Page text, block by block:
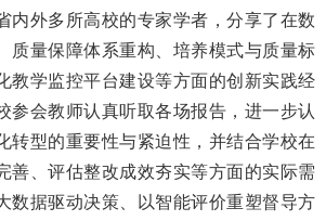
内外多所高校的专家学者，分享了在数
质量保障体系重构、培养模式与质量标
教学监控平台建设等方面的创新实践经
参会教师认真听取各场报告，进一步认
转型的重要性与紧迫性，并结合学校在
善、评估整改成效夯实等方面的实际需
数据驱动决策、以智能评价重塑督导方